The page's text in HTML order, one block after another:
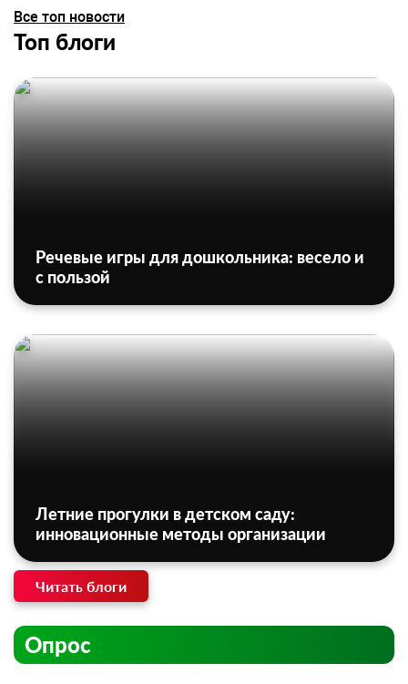
Все топ новости
Топ блоги
Речевые игры для дошкольника: весело и
с пользой
Летние прогулки в детском саду:
инновационные методы организации
Читать блоги
Опрос